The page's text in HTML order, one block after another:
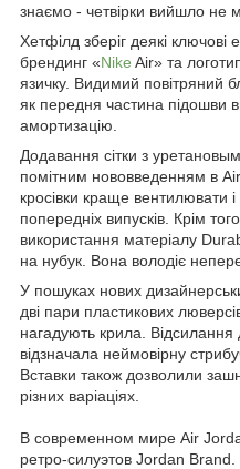
знаємо - четвірки вийшло не
Хетфілд зберіг деякі ключові
брендинг «Nike Air» та
язичку. Видимий повітряний
як передня частина підошви
амортизацію.
Додавання сітки з
помітним нововведенням в
кросівки краще вентилювати і
попередніх випусків. Крім
використання матеріалу
на нубук. Вона володіє
У пошуках нових
дві пари пластикових
нагадують крила. Відсилання
відзначала неймовірну
Вставки також дозволили
різних варіаціях.
В современном мире Air
ретро-силуэтов Jordan